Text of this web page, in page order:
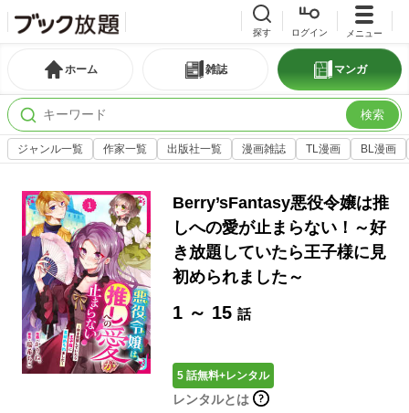
探す ログイン メニュー
ホーム 雑誌 マンガ
検索
ジャンル一覧 作家一覧 出版社一覧 漫画雑誌 TL漫画 BL漫画
Berry’sFantasy悪役令嬢は推
しへの愛が止まらない！～好
き放題していたら王子様に見
初められました～
1 ～ 15話
5 話無料+レンタル
レンタルとは